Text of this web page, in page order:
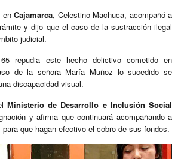
en Cajamarca, Celestino Machuca, acompañó a
y dijo que el caso de la sustracción ilegal
judicial.
repudia este hecho delictivo cometido en
de la señora María Muñoz lo sucedido se
discapacidad visual.
Ministerio de Desarrollo e Inclusión Social
y afirma que continuará acompañando a
que hagan efectivo el cobro de sus fondos.